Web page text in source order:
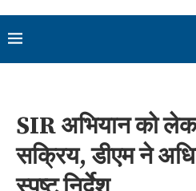
SIR अभियान को
सक्रिय, डीएम ने